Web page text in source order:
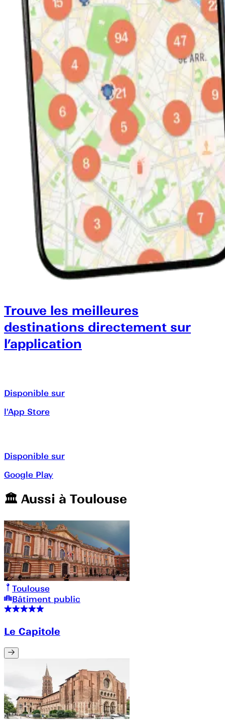
Trouve les meilleures
destinations directement sur
l’application
Disponible sur
l'App Store
Disponible sur
Google Play
🏛️️ Aussi à Toulouse
Toulouse
Bâtiment public
Le Capitole